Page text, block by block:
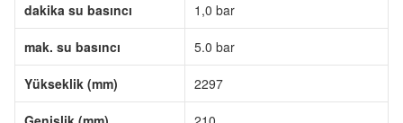
dakika su basıncı 1,0 bar
mak. su basıncı 5.0 bar
Yükseklik (mm) 2297